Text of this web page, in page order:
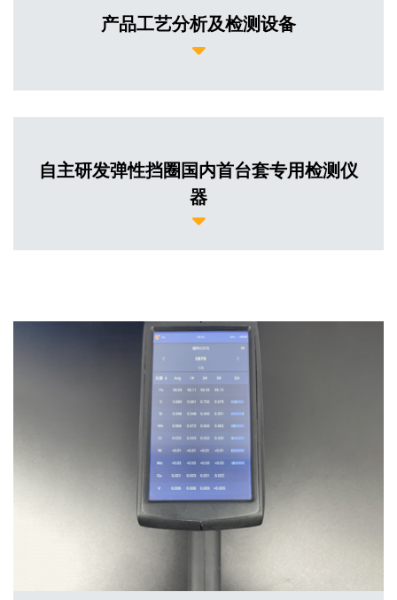
产品工艺分析及检测设备
自主研发弹性挡圈国内首台套专用检测仪
器